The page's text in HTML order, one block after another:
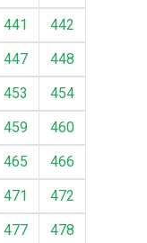
441
442
447
448
453
454
459
460
465
466
471
472
477
478